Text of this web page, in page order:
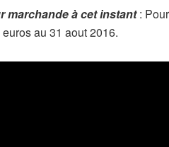
marchande à cet instant:
au 31 aout 2016.